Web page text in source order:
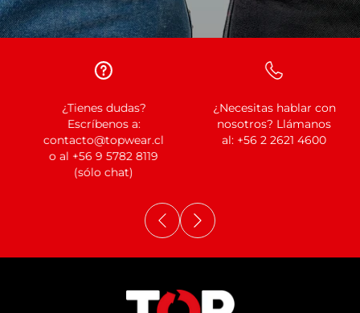
¿Tienes dudas?
Escríbenos a:
contacto@topwear.cl
o al+56 9 5782 8119
(sólo chat)
¿Necesitas hablar con
nosotros? Llámanos
al: +56 2 2621 4600